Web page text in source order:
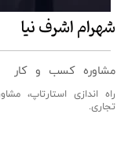
شهرام اشرف نیا
مشاوره کسب و کار
راه اندازی استارتاپ،
تجاری.